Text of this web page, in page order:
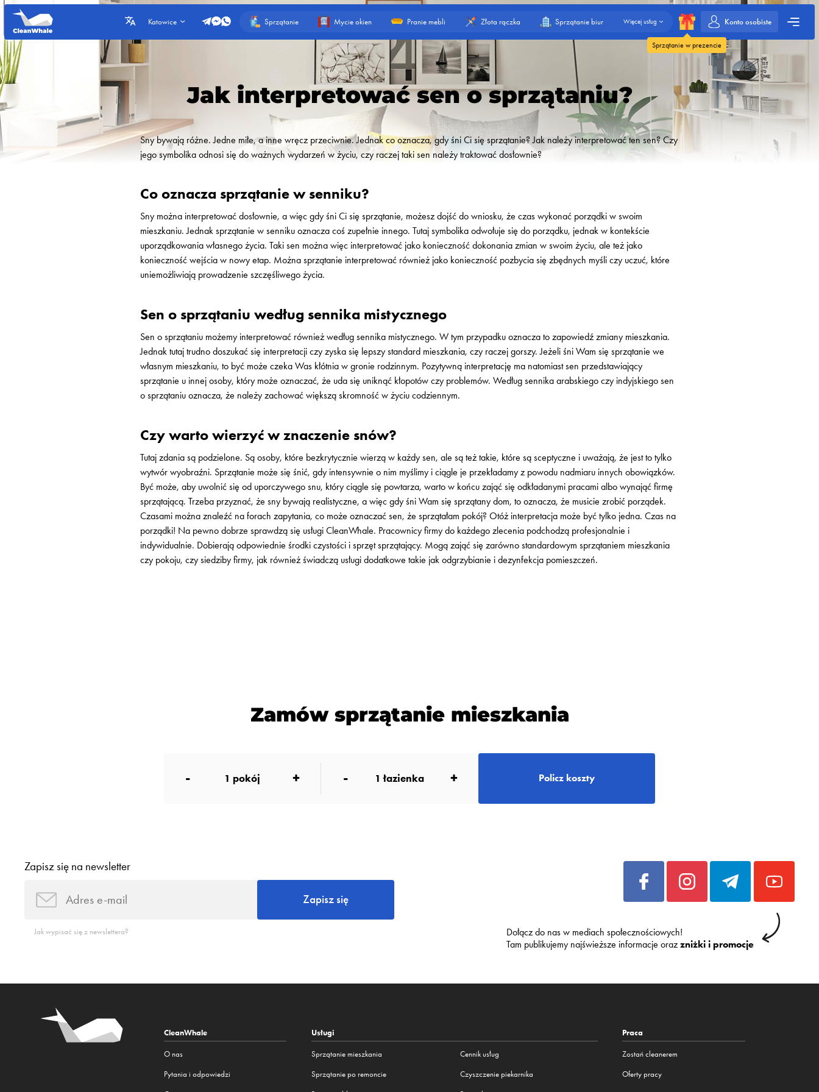
Katowice Sprzątanie Mycie okien Pranie mebli Złota rączka Sprzątanie biur Więcej usług
Sprzątanie w prezencie
Konto osobiste
Jak interpretować sen o sprzątaniu?
Sny bywają różne. Jedne miłe, a inne wręcz przeciwnie. Jednak co oznacza, gdy śni Ci się sprzątanie? Jak należy interpretować ten sen? Czy
jego symbolika odnosi się do ważnych wydarzeń w życiu, czy raczej taki sen należy traktować dosłownie?
Co oznacza sprzątanie w senniku?
Sny można interpretować dosłownie, a więc gdy śni Ci się sprzątanie, możesz dojść do wniosku, że czas wykonać porządki w swoim
mieszkaniu. Jednak sprzątanie w senniku oznacza coś zupełnie innego. Tutaj symbolika odwołuje się do porządku, jednak w kontekście
uporządkowania własnego życia. Taki sen można więc interpretować jako konieczność dokonania zmian w swoim życiu, ale też jako
konieczność wejścia w nowy etap. Można sprzątanie interpretować również jako konieczność pozbycia się zbędnych myśli czy uczuć, które
uniemożliwiają prowadzenie szczęśliwego życia.
Sen o sprzątaniu według sennika mistycznego
Sen o sprzątaniu możemy interpretować również według sennika mistycznego. W tym przypadku oznacza to zapowiedź zmiany mieszkania.
Jednak tutaj trudno doszukać się interpretacji czy zyska się lepszy standard mieszkania, czy raczej gorszy. Jeżeli śni Wam się sprzątanie we
własnym mieszkaniu, to być może czeka Was kłótnia w gronie rodzinnym. Pozytywną interpretację ma natomiast sen przedstawiający
sprzątanie u innej osoby, który może oznaczać, że uda się uniknąć kłopotów czy problemów. Według sennika arabskiego czy indyjskiego sen
o sprzątaniu oznacza, że należy zachować większą skromność w życiu codziennym.
Czy warto wierzyć w znaczenie snów?
Tutaj zdania są podzielone. Są osoby, które bezkrytycznie wierzą w każdy sen, ale są też takie, które są sceptyczne i uważają, że jest to tylko
wytwór wyobraźni. Sprzątanie może się śnić, gdy intensywnie o nim myślimy i ciągle je przekładamy z powodu nadmiaru innych obowiązków.
Być może, aby uwolnić się od uporczywego snu, który ciągle się powtarza, warto w końcu zająć się odkładanymi pracami albo wynająć firmę
sprzątającą. Trzeba przyznać, że sny bywają realistyczne, a więc gdy śni Wam się sprzątany dom, to oznacza, że musicie zrobić porządek.
Czasami można znaleźć na forach zapytania, co może oznaczać sen, że sprzątałam pokój? Otóż interpretacja może być tylko jedna. Czas na
porządki! Na pewno dobrze sprawdzą się usługi CleanWhale. Pracownicy firmy do każdego zlecenia podchodzą profesjonalnie i
indywidualnie. Dobierają odpowiednie środki czystości i sprzęt sprzątający. Mogą zająć się zarówno standardowym sprzątaniem mieszkania
czy pokoju, czy siedziby firmy, jak również świadczą usługi dodatkowe takie jak odgrzybianie i dezynfekcja pomieszczeń.
Zamów sprzątanie mieszkania
- 1 pokój + - 1 łazienka + Policz koszty
Zapisz się na newsletter
Zapisz się
Jak wypisać się z newslettera?
Dołącz do nas w mediach społecznościowych!
Tam publikujemy najświeższe informacje oraz zniżki i promocje
CleanWhale
O nas
Pytania i odpowiedzi
Usługi
Sprzątanie mieszkania
Sprzątanie po remoncie
Cennik usług
Czyszczenie piekarnika
Praca
Zostań cleanerem
Oferty pracy